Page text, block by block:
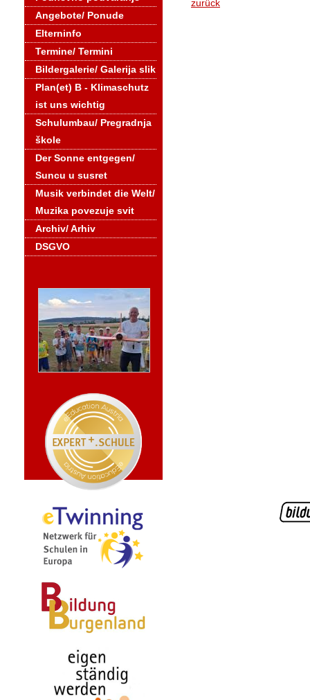
Angebote/ Ponude
Elterninfo
Termine/ Termini
Bildergalerie/ Galerija slik
Plan(et) B - Klimaschutz
ist uns wichtig
Schulumbau/ Pregradnja
škole
Der Sonne entgegen/
Suncu u susret
Musik verbindet die Welt/
Muzika povezuje svit
Archiv/ Arhiv
DSGVO
zurück